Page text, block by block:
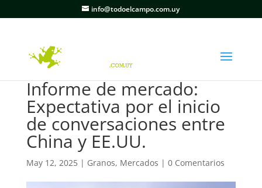
info@todoelcampo.com.uy
Informe de mercado:
Expectativa por el inicio
de conversaciones entre
China y EE.UU.
May 12, 2025| Granos, Mercados | 0 Comentarios